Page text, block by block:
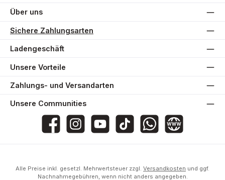
Über uns
Sichere Zahlungsarten
Ladengeschäft
Unsere Vorteile
Zahlungs- und Versandarten
Unsere Communities
AS-Shishaas_shisha_2020@asshisha7765as_shisha_2020
AS ShishaWebsite
Alle Preise inkl. gesetzl. Mehrwertsteuer zzgl. Versandkosten und ggf.
Nachnahmegebühren, wenn nicht anders angegeben.